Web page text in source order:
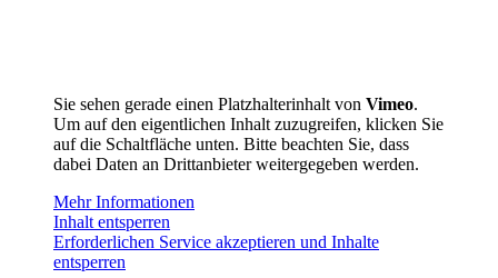
Sie sehen gerade einen Platzhalterinhalt von Vimeo.
Um auf den eigentlichen Inhalt zuzugreifen, klicken Sie
auf die Schaltfläche unten. Bitte beachten Sie, dass
dabei Daten an Drittanbieter weitergegeben werden.
Mehr Informationen
Inhalt entsperren
Erforderlichen Service akzeptieren und Inhalte
entsperren